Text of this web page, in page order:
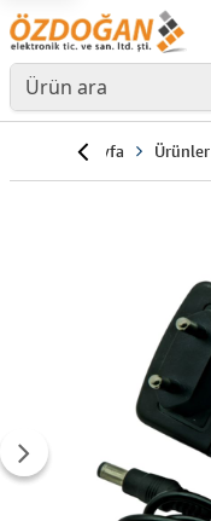
Anasayfa Ürünler